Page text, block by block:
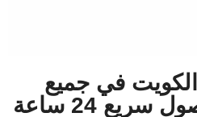
في جميع
24 ساعة